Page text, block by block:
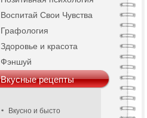
Воспитай Свои Чувства
Графология
Здоровье и красота
Фэншуй
Вкусные рецепты
Вкусно и бысто